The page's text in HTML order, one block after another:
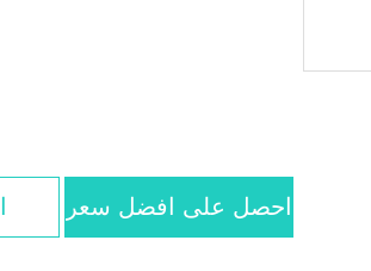
احصل على افضل سعر